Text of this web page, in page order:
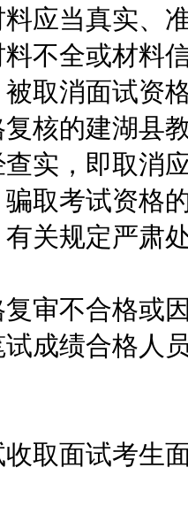
料应当真实、
不全或材料
取消面试资
核的建湖县
实，即取消
取考试资格
关规定严肃
不合格或因
试成绩合格人
面试考生面